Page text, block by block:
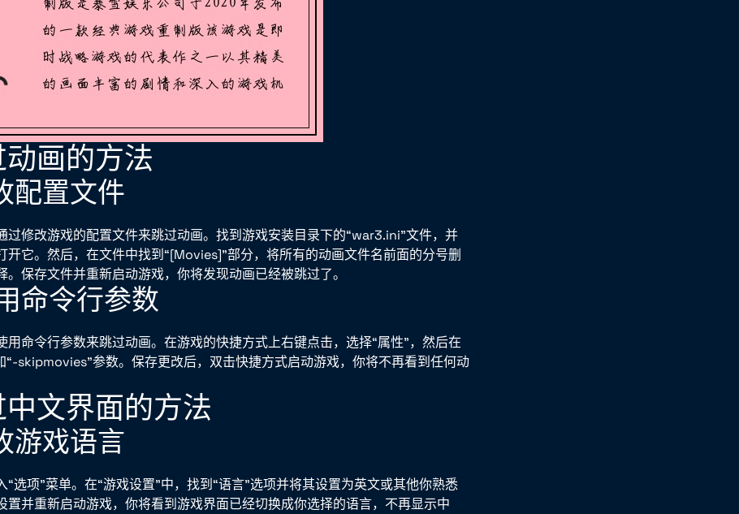
画的方法
配置文件
过修改游戏的配置文件来跳过动画。找到游戏安装目录下的“war3.ini”文件，并
开它。然后，在文件中找到“[Movies]”部分，将所有的动画文件名前面的分号删
。保存文件并重新启动游戏，你将发现动画已经被跳过了。
命令行参数
用命令行参数来跳过动画。在游戏的快捷方式上右键点击，选择“属性”，然后在
“-skipmovies”参数。保存更改后，双击快捷方式启动游戏，你将不再看到任何动
文界面的方法
游戏语言
“选项”菜单。在“游戏设置”中，找到“语言”选项并将其设置为英文或其他你熟悉
置并重新启动游戏，你将看到游戏界面已经切换成你选择的语言，不再显示中